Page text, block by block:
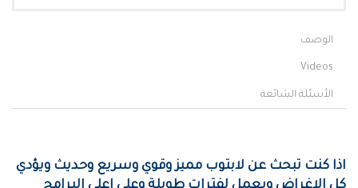
الوصف
Videos
الأسئلة الشائعة
اذا كنت تبحث عن لابتوب مميز وقوي وسريع وحديث ويؤدي